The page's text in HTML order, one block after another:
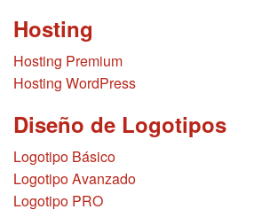
Hosting
Hosting Premium
Hosting WordPress
Diseño de Logotipos
Logotipo Básico
Logotipo Avanzado
Logotipo PRO